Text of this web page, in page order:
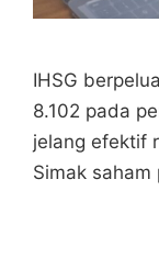
IHSG
8.102 pada
jelang efektif
Simak saham